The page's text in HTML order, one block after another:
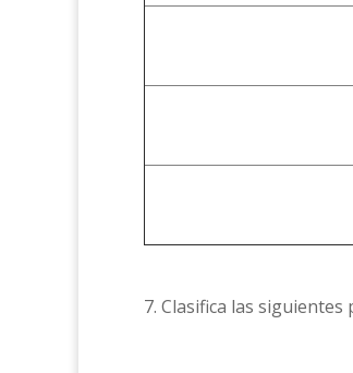
7. Clasifica las